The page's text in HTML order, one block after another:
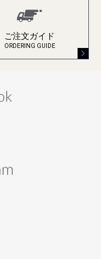
ご注文ガイド
ORDERING GUIDE